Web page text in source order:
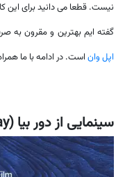
نیست. قطعا می دانید برای این
گفته ایم بهترین و مقرون به
اپل وان است. در ادامه با ما
سینمایی از دور بیا (Come from Away)